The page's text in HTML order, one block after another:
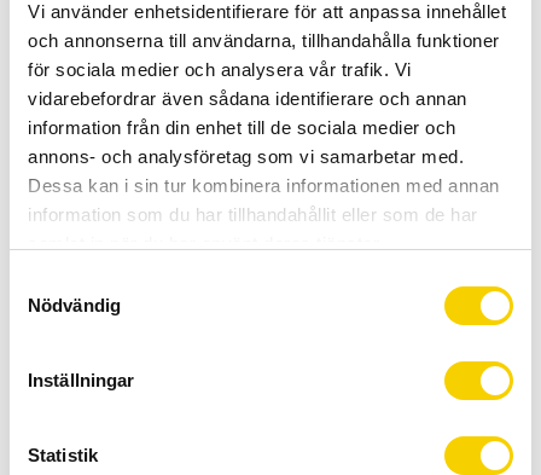
Vi använder enhetsidentifierare för att anpassa innehållet
och annonserna till användarna, tillhandahålla funktioner
för sociala medier och analysera vår trafik. Vi
vidarebefordrar även sådana identifierare och annan
information från din enhet till de sociala medier och
annons- och analysföretag som vi samarbetar med.
Dessa kan i sin tur kombinera informationen med annan
information som du har tillhandahållit eller som de har
Nödvändig
Inställningar
Statistik
Certifierad cykelservice & Shimano Service Center
Allt inom cykel på ett ställe
Kunnig personal och hög kundnöjdhet
Lagerstatus
3 st i lager
Artikelnr
11111703021XL
Tillv. artikelnr
11111703021
Mjuk och tjock stoppning för många, långa sköna mil på